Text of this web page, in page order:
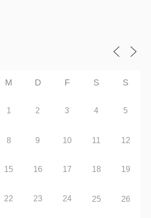
M D F S S
1 2 3 4 5
8 9 10 11 12
15 16 17 18 19
22 23 24 25 26